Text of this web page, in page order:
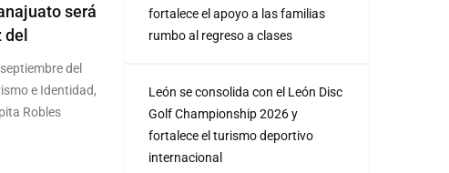
será
del
e Identidad,
Robles
fortalece el apoyo a las familias
rumbo al regreso a clases
León se consolida con el León Disc
Golf Championship 2026 y
fortalece el turismo deportivo
internacional